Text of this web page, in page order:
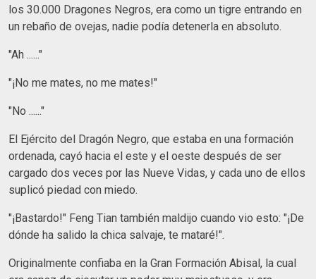
los 30.000 Dragones Negros, era como un tigre entrando en
un rebaño de ovejas, nadie podía detenerla en absoluto.
"Ah ......"
"¡No me mates, no me mates!"
"No ......"
El Ejército del Dragón Negro, que estaba en una formación
ordenada, cayó hacia el este y el oeste después de ser
cargado dos veces por las Nueve Vidas, y cada uno de ellos
suplicó piedad con miedo.
"¡Bastardo!" Feng Tian también maldijo cuando vio esto: "¡De
dónde ha salido la chica salvaje, te mataré!".
Originalmente confiaba en la Gran Formación Abisal, la cual